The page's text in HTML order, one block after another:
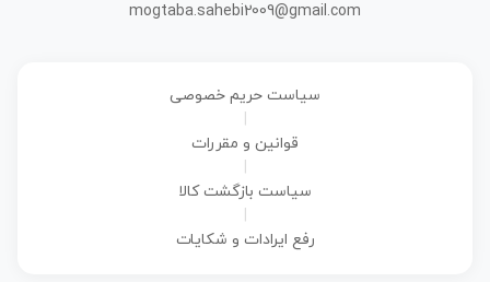
mogtaba.sahebi2009@gmail.com
سیاست حریم خصوصی
قوانین و مقررات
سیاست بازگشت کالا
رفع ایرادات و شکایات